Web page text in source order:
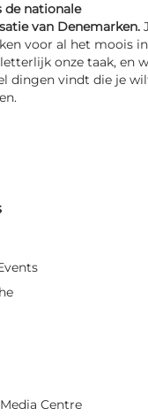
de nationale
van Denemarken.
voor al het moois in
onze taak, en
dingen vindt die je
Centre